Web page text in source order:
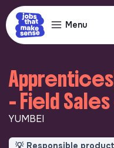
Menu
- Field
YUMBEI
💡 Responsible